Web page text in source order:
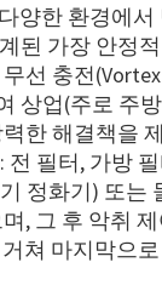
양한 환경에
된 가장 안정
선 충전
상업(주로 주
한 해결책을
필터, 가방
정화기) 또는
, 그 후 악취
쳐 마지막으